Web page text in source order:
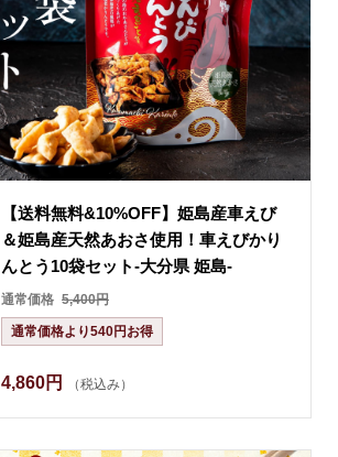
【送料無料&10%OFF】姫島産車えび
＆姫島産天然あおさ使用！車えびかり
んとう10袋セット-大分県 姫島-
通常価格 5,400円
通常価格より540円お得
4,860円 （税込み）